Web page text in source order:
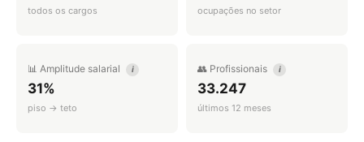
todos os cargos ocupações no setor
📊 Amplitude salarial i
31%
piso → teto
👥 Profissionais i
33.247
últimos 12 meses